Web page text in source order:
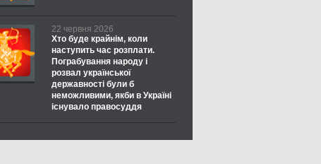
22 червня 2026
Хто буде крайнім, коли
наступить час розплати.
Пограбування народу і
розвал української
державності були б
неможливими, якби в Україні
існувало правосуддя